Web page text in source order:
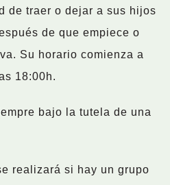
de traer o dejar a sus hijos
de que empiece o
Su horario comienza a
18:00h.
bajo la tutela de una
realizará si hay un grupo